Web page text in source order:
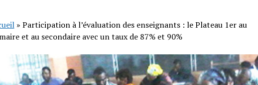
» Participation à l’évaluation des enseignants : le Plateau 1er au
et au secondaire avec un taux de 87% et 90%